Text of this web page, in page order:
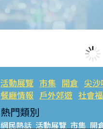
活動展覽 市集 開倉 尖
餐廳情報 戶外郊遊 社會
熱門類別
網民熱話 活動展覽 市集 開